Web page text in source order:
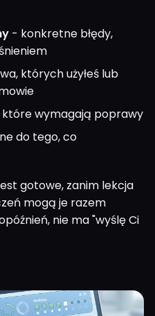
- konkretne błędy,
których użyłeś lub
wymagają poprawy
do tego, co
gotowe, zanim lekcja
mogą je razem
nie ma "wyślę Ci